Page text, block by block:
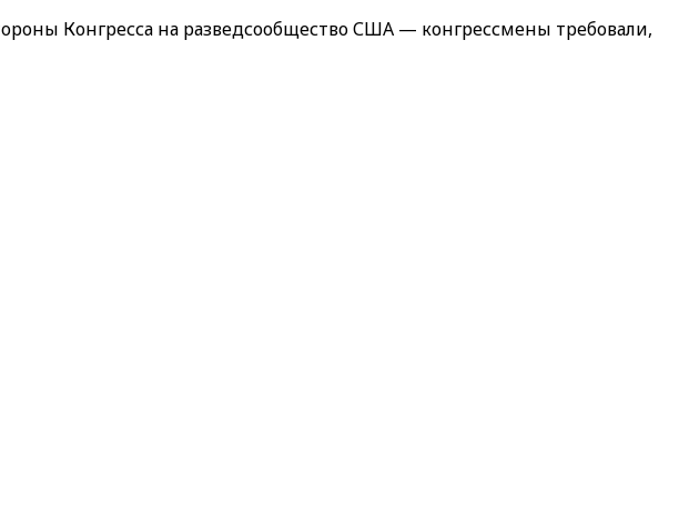
Конгресса на разведсообщество США — конгрессмены требовали,